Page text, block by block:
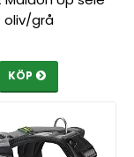
oliv/grå
KÖP